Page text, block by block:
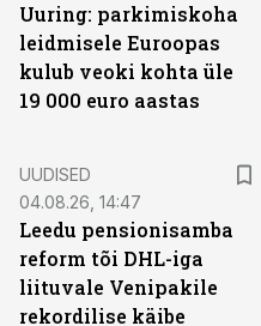
Uuring: parkimiskoha
leidmisele Euroopas
kulub veoki kohta üle
19 000 euro aastas
UUDISED
04.08.26, 14:47
Leedu pensionisamba
reform tõi DHL-iga
liituvale Venipakile
rekordilise käibe